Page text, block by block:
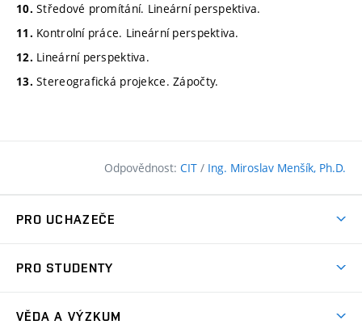
10. Středové promítání. Lineární perspektiva.
11. Kontrolní práce. Lineární perspektiva.
12. Lineární perspektiva.
13. Stereografická projekce. Zápočty.
Odpovědnost: CIT / Ing. Miroslav Menšík, Ph.D.
PRO UCHAZEČE
Přijímačky
PRO STUDENTY
VĚDA A VÝZKUM